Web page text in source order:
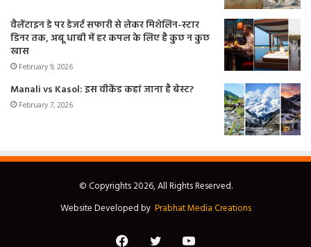
वैलेंटाइन डे पर डेजर्ट सफारी से लेकर मिशेलिन-स्टार
डिनर तक, अबू धाबी में हर कपल के लिए है कुछ न कुछ
खास
February 9, 2026
Manali vs Kasol: इस वीकेंड कहां जाना है बेस्ट?
February 7, 2026
© Copyrights 2026, All Rights Reserved.
Website Developed by Prabhat Media Creations
FacebookTwitterYouTube